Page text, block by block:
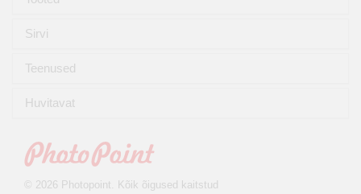
Sirvi
Teenused
Huvitavat
© 2026 Photopoint. Kõik õigused kaitstud